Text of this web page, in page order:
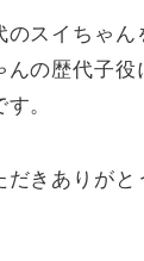
スイちゃん
んの歴代子
。
きありがと